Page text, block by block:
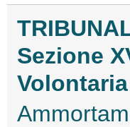
Sezione